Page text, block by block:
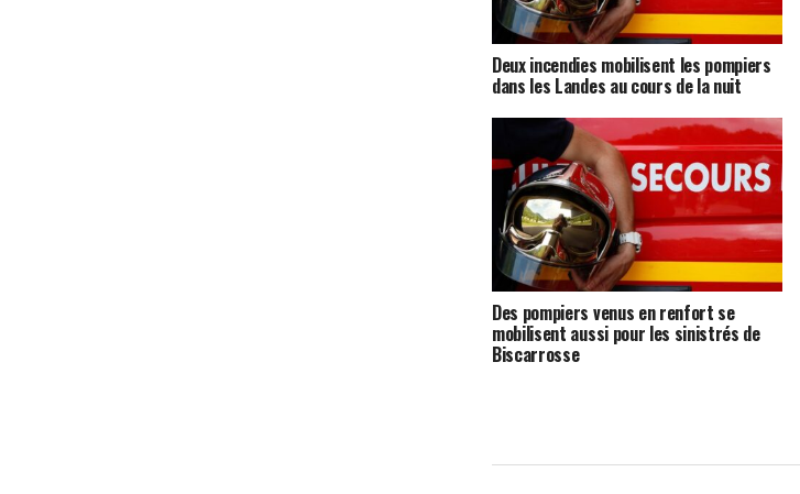
Deux incendies mobilisent les pompiers
dans les Landes au cours de la nuit
Des pompiers venus en renfort se
mobilisent aussi pour les sinistrés de
Biscarrosse